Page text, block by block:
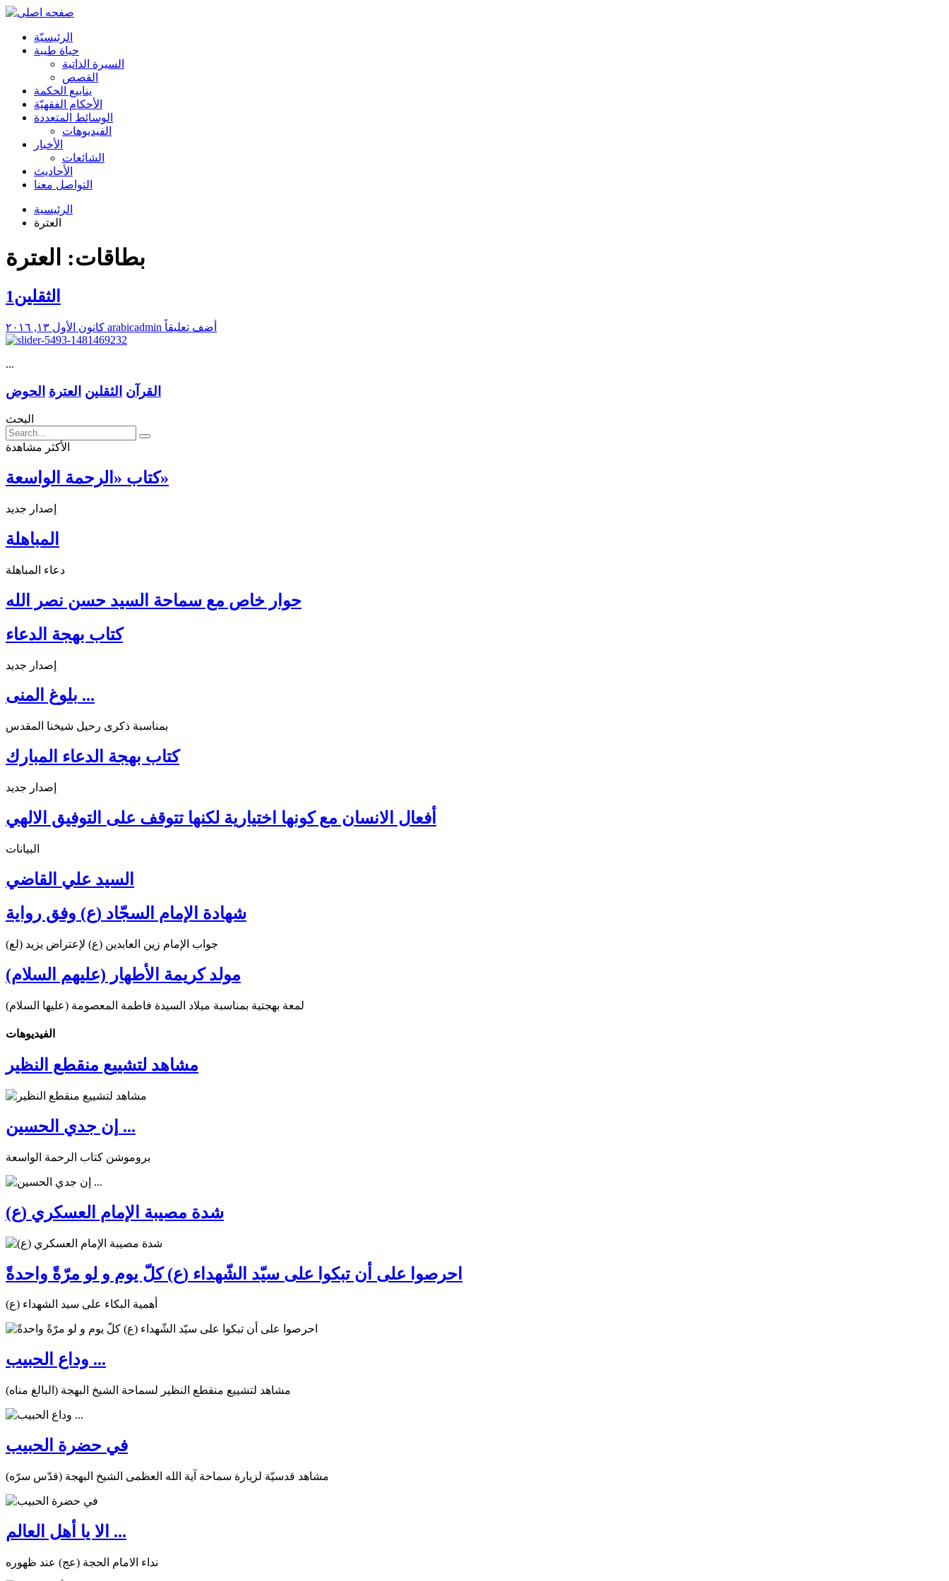
الرئیسیّة
حياة طيبة
السيرة الذاتية
القصص
ينابيع الحكمة
الأحکام الفقهیّة
الوسائط المتعددة
الفیدیوهات
الأخبار
الشائعات
الأحادیث
التواصل معنا
الرئيسية
العترة
بطاقات: العترة
الثقلين1
arabicadmin أضف تعليقاً
...
القرآن الثقلين العترة الحوض
البحث
الأكثر مشاهدة
كتاب «الرحمة الواسعة»
إصدار جديد
المباهلة
دعاء المباهلة
حوار خاص مع سماحة السيد حسن نصر الله
كتاب بهجة الدعاء
إصدار جديد
بلوغ المنى ...
بمناسبة ذكرى رحيل شيخنا المقدس
كتاب بهجة الدعاء المبارك
إصدار جديد
أفعال الانسان مع كونها اختيارية لكنها تتوقف على التوفيق الالهي
البيانات
السيد علي القاضي
شهادة الإمام السجّاد (ع) وفق رواية
جواب الإمام زين العابدين (ع) لإعتراض يزيد (لع)
مولد كريمة الأطهار (عليهم السلام)
لمعة بهجتية بمناسبة ميلاد السيدة فاطمة المعصومة (عليها السلام)
الفیدیوهات
مشاهد لتشييع منقطع النظير
إن جدي الحسين ...
بروموشن كتاب الرحمة الواسعة
شدة مصيبة الإمام العسكري (ع)
احرصوا على أن تبكوا على سيّد الشّهداء (ع) كلّ يوم و لو مرّةً واحدةً
أهمية البكاء على سيد الشهداء (ع)
وداع الحبيب ...
مشاهد لتشييع منقطع النظير لسماحة الشيخ البهجة (البالغ مناه)
في حضرة الحبيب
مشاهد قدسيّة لزيارة سماحة آية الله العظمى الشيخ البهجة (قدّس سرّه)
الا يا أهل العالم ...
نداء الامام الحجة (عج) عند ظهوره